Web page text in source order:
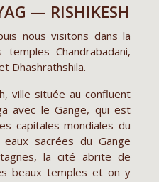
— RISHIKESH
nous visitons dans la
Chandrabadani,
Dhashrathshila.
ville située au confluent
avec le Gange, qui est
capitales mondiales du
sacrées du Gange
la cité abrite de
beaux temples et on y